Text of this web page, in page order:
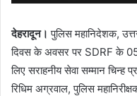
देहरादून। पुलिस महानिदेशक,
दिवस के अवसर पर SDRF के 05
लिए सराहनीय सेवा सम्मान चिन्ह
रिधिम अग्रवाल, पुलिस